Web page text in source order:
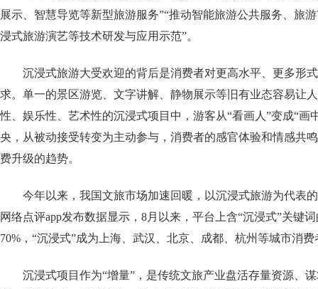
展示、智慧导览等新型旅游服务”“推动智能旅游公共服务、旅
浸式旅游演艺等技术研发与应用示范”。
沉浸式旅游大受欢迎的背后是消费者对更高水平、更多形
求。单一的景区游览、文字讲解、静物展示等旧有业态容易让
性、娱乐性、艺术性的沉浸式项目中，游客从“看画人”变成“画
央，从被动接受转变为主动参与，消费者的感官体验和情感共
费升级的趋势。
今年以来，我国文旅市场加速回暖，以沉浸式旅游为代表
网络点评app发布数据显示，8月以来，平台上含“沉浸式”关键
70%，“沉浸式”成为上海、武汉、北京、成都、杭州等城市消
沉浸式项目作为“增量”，是传统文旅产业盘活存量资源、